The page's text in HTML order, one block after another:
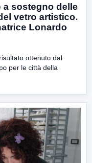
a sostegno delle
vetro artistico.
Lonardo
ottenuto dal
per le città della